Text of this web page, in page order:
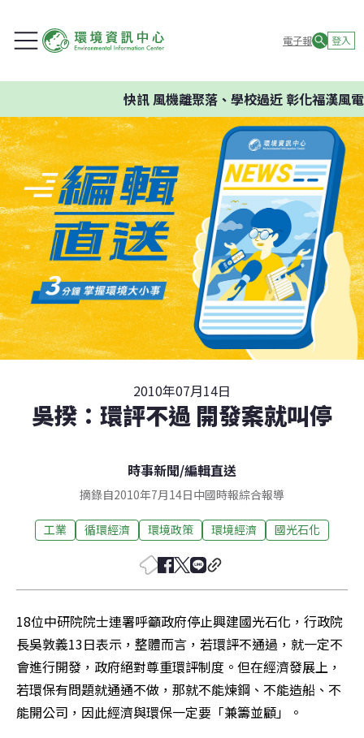
電子報 登入
快訊風機離聚落、學校過近 彰化福漢風電
2010年07月14日
吳揆：環評不過 開發案就叫停
時事新聞/編輯直送
摘錄自2010年7月14日中國時報綜合報導
工業 循環經濟 環境政策 環境經濟 國光石化
18位中研院院士連署呼籲政府停止興建國光石化，行政院
長吳敦義13日表示，整體而言，若環評不通過，就一定不
會進行開發，政府絕對尊重環評制度。但在經濟發展上，
若環保有問題就通通不做，那就不能煉鋼、不能造船、不
能開公司，因此經濟與環保一定要「兼籌並顧」。